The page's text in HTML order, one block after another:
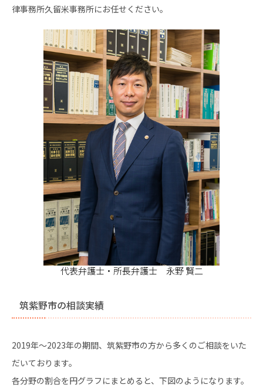
代表弁護士・所長弁護士 永野 賢二
律事務所久留米事務所にお任せください。
筑紫野市の相談実績
2019年〜2023年の期間、筑紫野市の方から多くのご相談をいた
だいております。
各分野の割合を円グラフにまとめると、下図のようになります。